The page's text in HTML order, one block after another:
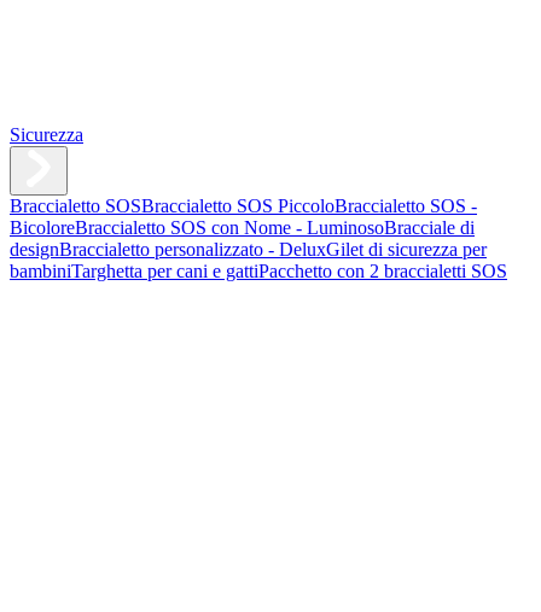
Sicurezza
Braccialetto SOSBraccialetto SOS PiccoloBraccialetto SOS -
BicoloreBraccialetto SOS con Nome - LuminosoBracciale di
designBraccialetto personalizzato - DeluxGilet di sicurezza per
bambiniTarghetta per cani e gattiPacchetto con 2 braccialetti SOS